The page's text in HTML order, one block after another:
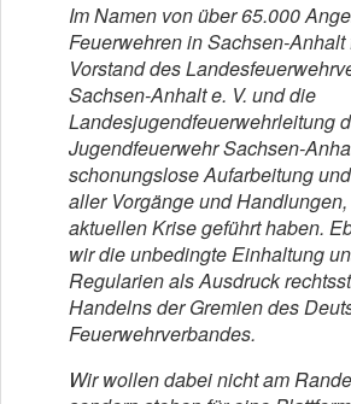
Im Namen von über 65.000
Feuerwehren in Sachsen-Anhalt
Vorstand des
Sachsen-Anhalt e. V. und die
Landesjugendfeuerwehrleitung
Jugendfeuerwehr Sachsen-
schonungslose Aufarbeitung
aller Vorgänge und
aktuellen Krise geführt haben.
wir die unbedingte Einhaltung
Regularien als Ausdruck
Handelns der Gremien des
Feuerwehrverbandes.
Wir wollen dabei nicht am